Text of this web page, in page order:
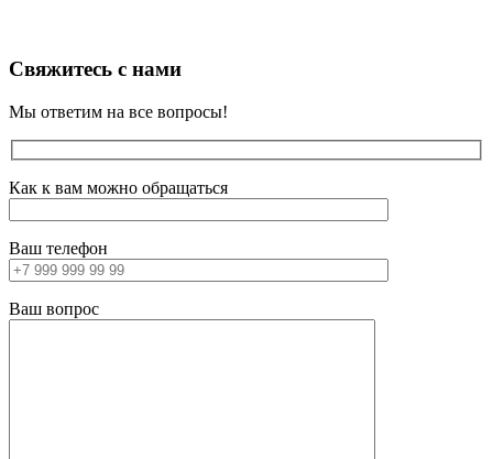
Свяжитесь с нами
Мы ответим на все вопросы!
Как к вам можно обращаться
Ваш телефон
Ваш вопрос